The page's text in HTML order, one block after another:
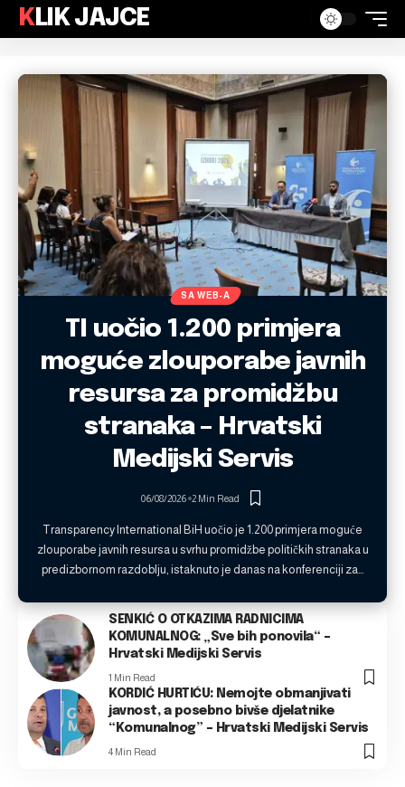
KLIK JAJCE
SA WEB-A
TI uočio 1.200 primjera
moguće zlouporabe javnih
resursa za promidžbu
stranaka – Hrvatski
Medijski Servis
06/08/2026 2 Min Read
Transparency International BiH uočio je 1.200 primjera moguće
zlouporabe javnih resursa u svrhu promidžbe političkih stranaka u
predizbornom razdoblju, istaknuto je danas na konferenciji za…
SENKIĆ O OTKAZIMA RADNICIMA
KOMUNALNOG: „Sve bih ponovila“ –
Hrvatski Medijski Servis
1 Min Read
KORDIĆ HURTIĆU: Nemojte obmanjivati
javnost, a posebno bivše djelatnike
“Komunalnog” – Hrvatski Medijski Servis
4 Min Read